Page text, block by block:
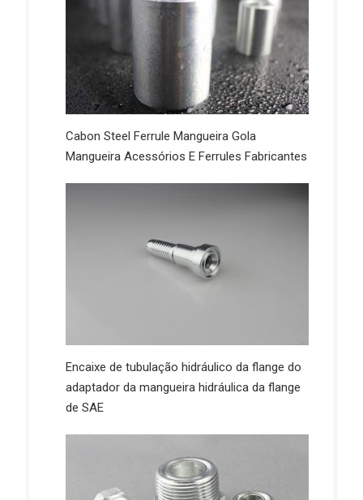
Cabon Steel Ferrule Mangueira Gola
Mangueira Acessórios E Ferrules Fabricantes
Encaixe de tubulação hidráulico da flange do
adaptador da mangueira hidráulica da flange
de SAE